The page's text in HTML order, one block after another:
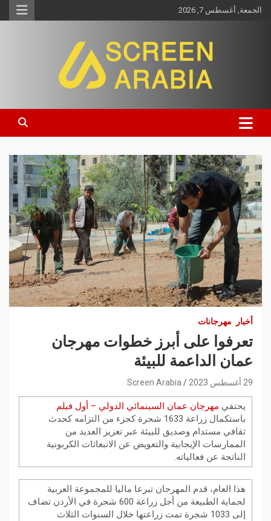
الجمعة, أغسطس 7, 2026
Screen Arabia
أخبار مهرجانات
تعرفوا على أبرز خطوات مهرجان
عمان الداعمة للبيئة
29 أغسطس 2023 Screen Arabia
يحتفي مهرجان عمان السينمائي الدولي – أول فيلم
باستكمال زراعة 1633 شجرة كجزء من التزامه كحدث
ثقافي مستدام وصديق للبيئة عبر تعزيز العديد من
الممارسات الإيجابية والتعويض عن الانبعاثات الكربونية
الناتجة عن فعالياته.
هذا العام، قدم المهرجان تبرعا ماليا للمجموعة العربية
لحماية الطبيعة من أجل زراعة 600 شجرة في الأردن تضاف
إلى 1033 شجرة تمت زراعتها خلال السنوات الثلاث